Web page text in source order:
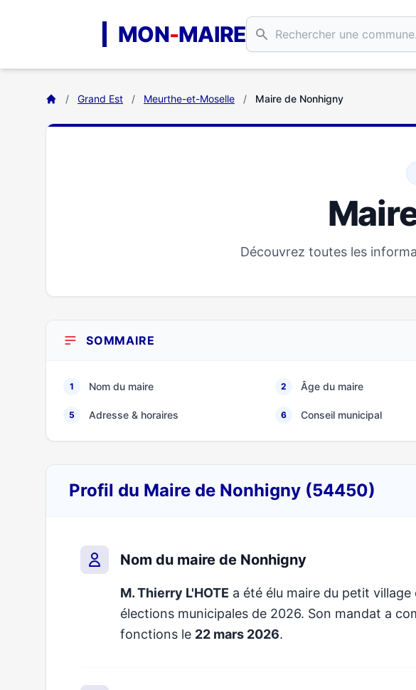
MON-MAIRE
/ Grand Est / Meurthe-et-Moselle / Maire de Nonhigny
Découvrez toutes les
SOMMAIRE
1 Nom du maire 2 Âge du maire
5 Adresse & horaires 6 Conseil municipal
Profil du Maire de Nonhigny (54450)
Nom du maire de Nonhigny
M. Thierry L'HOTE a été élu maire du petit village
élections municipales de 2026. Son mandat a
fonctions le 22 mars 2026.